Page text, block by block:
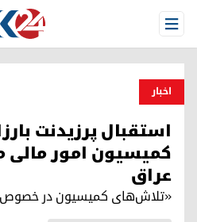
Open Menu
اخبار
استقبال پرزیدنت
کمیسیون امور مالی
عراق
«تلاش‌های کمیسیون در